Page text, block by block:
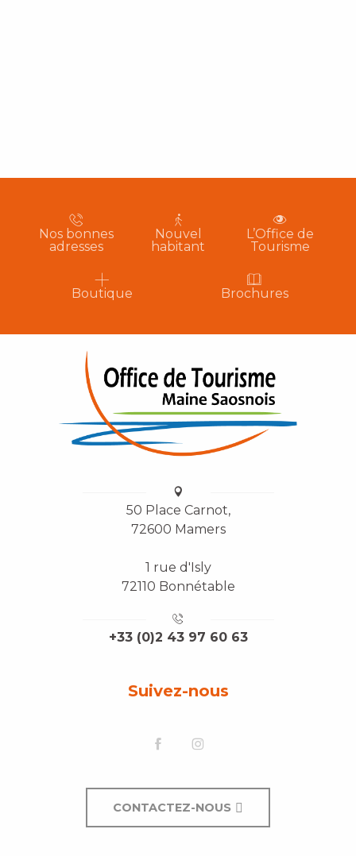
Nos bonnes
adresses
Nouvel
habitant
L’Office de
Tourisme
Boutique Brochures
50 Place Carnot,
72600 Mamers
1 rue d'Isly
72110 Bonnétable
+33 (0)2 43 97 60 63
Suivez-nous
CONTACTEZ-NOUS